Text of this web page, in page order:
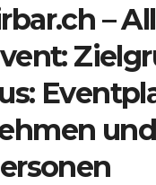
–
und